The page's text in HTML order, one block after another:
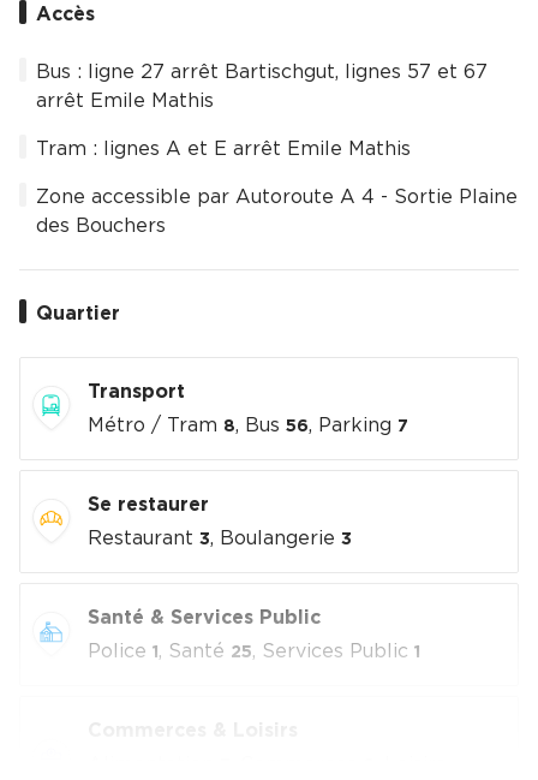
Accès
Bus : ligne 27 arrêt Bartischgut, lignes 57 et 67
arrêt Emile Mathis
Tram : lignes A et E arrêt Emile Mathis
Zone accessible par Autoroute A 4 - Sortie Plaine
des Bouchers
Quartier
Transport
Métro / Tram 8, Bus 56, Parking 7
Se restaurer
Restaurant 3, Boulangerie 3
Santé & Services Public
Police 1 , Santé 25, Services Public 1